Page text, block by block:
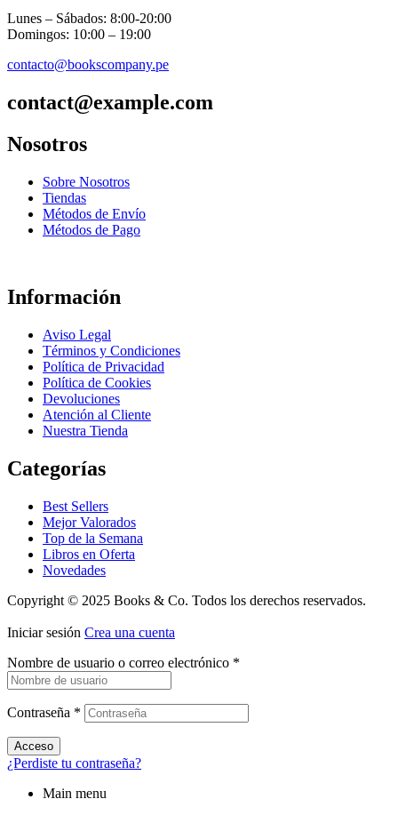
Lunes – Sábados: 8:00-20:00
Domingos: 10:00 – 19:00
contacto@bookscompany.pe
contact@example.com
Nosotros
Sobre Nosotros
Tiendas
Métodos de Envío
Métodos de Pago
Información
Aviso Legal
Términos y Condiciones
Política de Privacidad
Política de Cookies
Devoluciones
Atención al Cliente
Nuestra Tienda
Categorías
Best Sellers
Mejor Valorados
Top de la Semana
Libros en Oferta
Novedades
Copyright © 2025 Books & Co. Todos los derechos reservados.
Iniciar sesión Crea una cuenta
Nombre de usuario o correo electrónico *
Contraseña *
Acceso
¿Perdiste tu contraseña?
Main menu